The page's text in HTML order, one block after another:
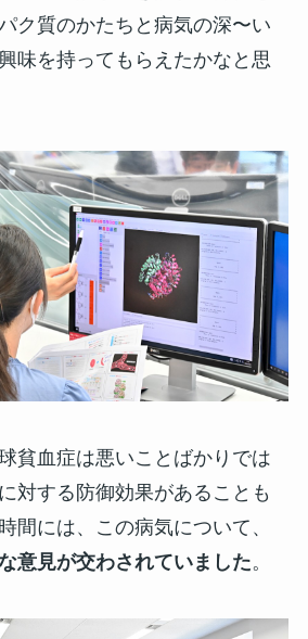
ク質のかたちと病気の深〜い
味を持ってもらえたかなと思
貧血症は悪いことばかりでは
対する防御効果があることも
間には、この病気について、
意見が交わされていました。